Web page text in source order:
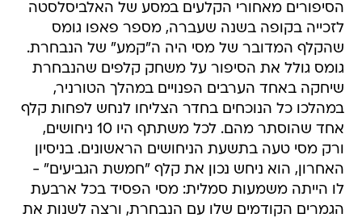
הסיפורים מאחורי הקלעים במסע של האלביסלסטה
לזכייה בקופה בשנה שעברה, מספר פאפו גומס
שהקלף המדובר של מסי היה ה"קמע" של הנבחרת.
גומס גולל את הסיפור על משחק קלפים שהנבחרת
שיחקה באחד הערבים הפנויים במהלך הטורניר,
במהלכו כל הנוכחים בחדר הצליחו לנחש לפחות קלף
אחד שהוסתר מהם. לכל משתתף היו 10 ניחושים,
ורק מסי טעה בתשעת הניחושים הראשונים. בניסיון
האחרון, הוא ניחש נכון את קלף "חמשת הגביעים" -
לו הייתה משמעות סמלית: מסי הפסיד בכל ארבעת
הגמרים הקודמים שלו עם הנבחרת, ורצה לשנות את